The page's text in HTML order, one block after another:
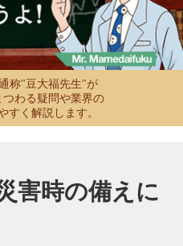
称"豆大福先生"が
わる疑問や業界の
すく解説します。
害時の備えに